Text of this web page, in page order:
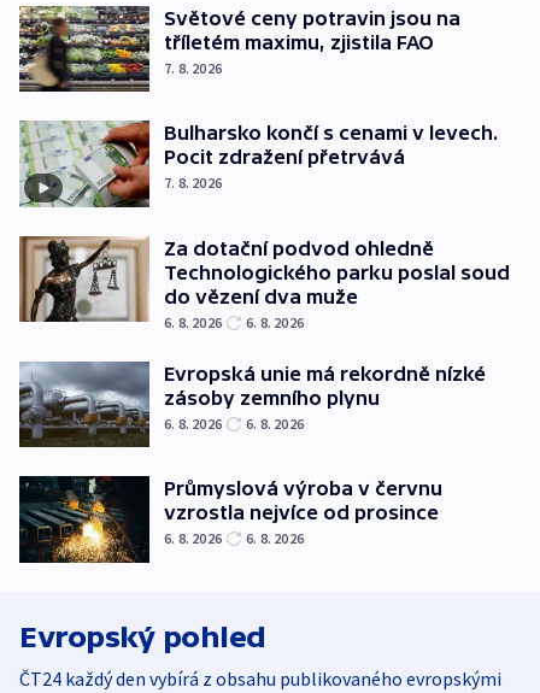
Světové ceny potravin jsou na
tříletém maximu, zjistila FAO
7. 8. 2026
Bulharsko končí s cenami v levech.
Pocit zdražení přetrvává
7. 8. 2026
Za dotační podvod ohledně
Technologického parku poslal soud
do vězení dva muže
6. 8. 2026 6. 8. 2026
Evropská unie má rekordně nízké
zásoby zemního plynu
6. 8. 2026 6. 8. 2026
Průmyslová výroba v červnu
vzrostla nejvíce od prosince
6. 8. 2026 6. 8. 2026
Evropský pohled
ČT24 každý den vybírá z obsahu publikovaného evropskými